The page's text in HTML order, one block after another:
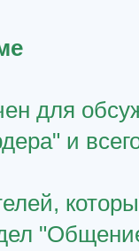
для
и